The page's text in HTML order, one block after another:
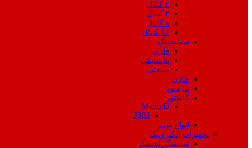
۲ کانال
۴ کانال
۸ کانال
۱۶ کانال
سوئیچینگ
فلزی
پلاستیکی
صنعتی
خازن
پل دیود
کانکتور
Micro-D
J30J
انواع سیم
تجهیزات الکترونیک
نمایشگر لودسل